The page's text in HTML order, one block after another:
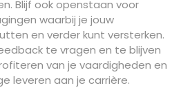
Blijf ook openstaan voor
waarbij je jouw
en verder kunt versterken.
te vragen en te blijven
van je vaardigheden en
leveren aan je carrière.